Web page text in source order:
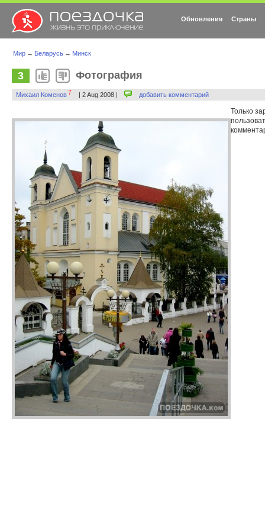
Обновления Страны
Мир → Беларусь → Минск
3 Фотография
Михаил Коменов7 | 2 Aug 2008 | добавить комментарий
Только